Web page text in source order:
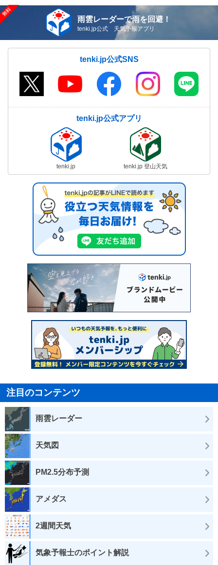
雨雲レーダーで雨を回避！
tenki.jp公式 天気予報アプリ
tenki.jp公式SNS
tenki.jp公式アプリ
tenki.jp tenki.jp 登山天気
注目のコンテンツ
雨雲レーダー
天気図
PM2.5分布予測
アメダス
2週間天気
気象予報士のポイント解説